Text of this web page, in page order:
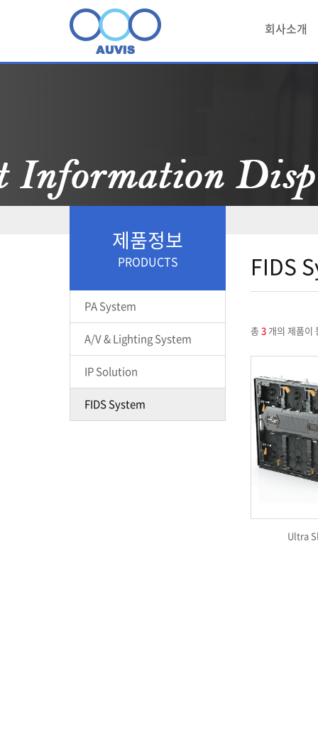
회사소개
제품정보
PRODUCTS
PA System
A/V & Lighting System
IP Solution
FIDS System
FIDS
총3개의 제품이
Ultra